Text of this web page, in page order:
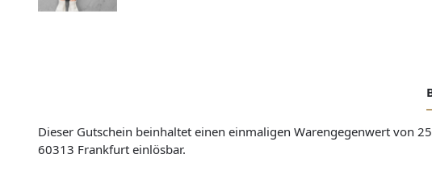
Dieser Gutschein beinhaltet einen einmaligen Warengegenwert von
60313 Frankfurt einlösbar.